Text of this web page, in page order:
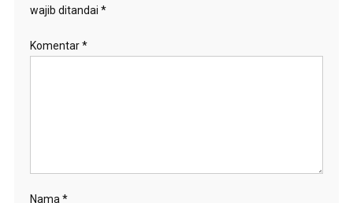
wajib ditandai *
Komentar*
Nama*